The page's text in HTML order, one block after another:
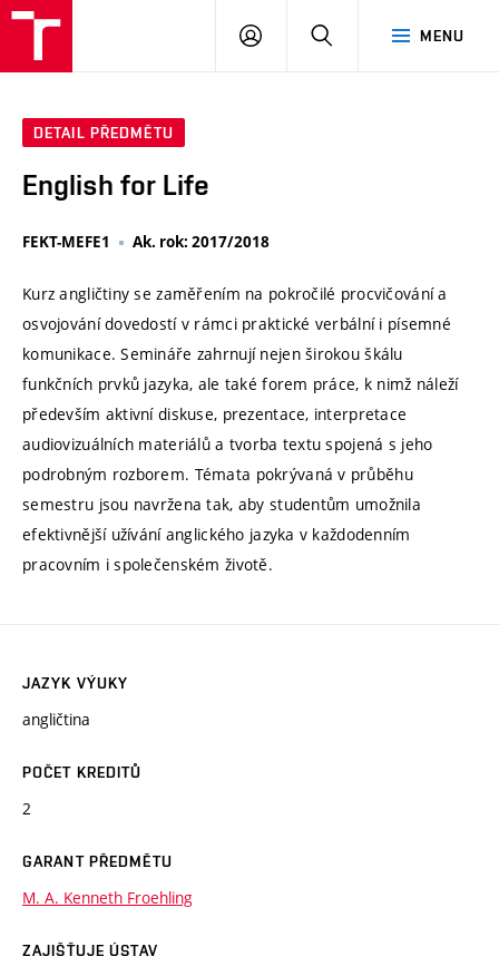
MENU
PŘIHLÁSIT
DETAIL PŘEDMĚTU
English for Life
FEKT-MEFE1 Ak. rok: 2017/2018
Kurz angličtiny se zaměřením na pokročilé procvičování a
osvojování dovedostí v rámci praktické verbální i písemné
komunikace. Semináře zahrnují nejen širokou škálu
funkčních prvků jazyka, ale také forem práce, k nimž náleží
především aktivní diskuse, prezentace, interpretace
audiovizuálních materiálů a tvorba textu spojená s jeho
podrobným rozborem. Témata pokrývaná v průběhu
semestru jsou navržena tak, aby studentům umožnila
efektivnější užívání anglického jazyka v každodenním
pracovním i společenském životě.
JAZYK VÝUKY
angličtina
POČET KREDITŮ
2
GARANT PŘEDMĚTU
M. A. Kenneth Froehling
ZAJIŠŤUJE ÚSTAV